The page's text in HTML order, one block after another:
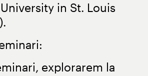
in St. Louis
explorarem la